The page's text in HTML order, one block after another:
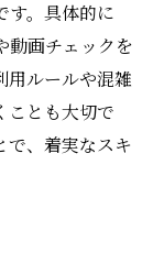
す。具体的に
動画チェックを
用ルールや混雑
ことも大切で
で、着実なスキ